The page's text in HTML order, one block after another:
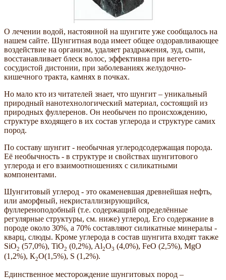
О лечении водой, настоянной на шунгите уже сообщалось на
нашем сайте. Шунгитная вода имеет общее оздоравливающее
воздействие на организм, удаляет раздражения, зуд, сыпи,
восстанавливает блеск волос, эффективна при вегето-
сосудистой дистонии, при заболеваниях желудочно-
кишечного тракта, камнях в почках.
Но мало кто из читателей знает, что шунгит – уникальный
природный нанотехнологический материал, состоящий из
природных фуллеренов. Он необычен по происхождению,
структуре входящего в их состав углерода и структуре самих
пород.
По составу шунгит - необычная углеродсодержащая порода.
Её необычность - в структуре и свойствах шунгитового
углерода и его взаимоотношениях с силикатными
компонентами.
Шунгитовый углерод - это окаменевшая древнейшая нефть,
или аморфный, некристаллизирующийся,
фуллереноподобный (т.е. содержащий определённые
регулярные структуры, см. ниже) углерод. Его содержание в
породе около 30%, а 70% составляют силикатные минералы -
кварц, слюды. Кроме углерода в состав шунгита входят также
SiO2 (57,0%), TiO2 (0,2%), Al2O3 (4,0%), FeO (2,5%), MgO
(1,2%), К2О(1,5%), S (1,2%).
Единственное месторождение шунгитовых пород –